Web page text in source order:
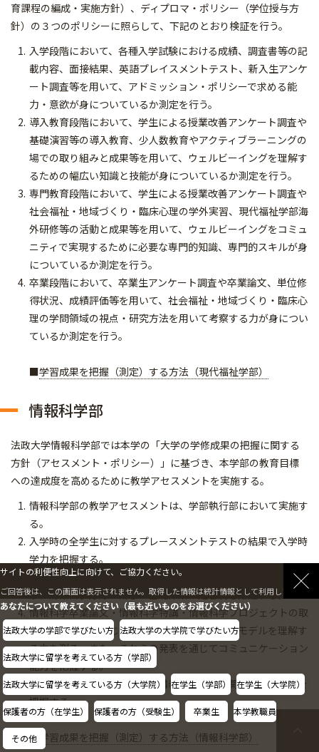
育課程の編成・実施方針）、ディプロマ・ポリシー（学位授与方
針）の３つのポリシーに照らして、下記のとおり検証を行う。
入学段階において、各種入学試験における成績、調査書等の記
載内容、面接結果、英語プレイスメントテスト、新入生アンケ
ート調査等を用いて、アドミッション・ポリシーで求める能
力・意欲が身についているか測定を行う。
導入教育段階において、学生による授業改善アンケート調査や
基礎演習等の導入教育、少人数教育やアクティブラーニングの
場での取り組みと成果等を用いて、ウェルビーイングを理解す
るための幅広い知識と技能が身についているか測定を行う。
専門教育段階において、学生による授業改善アンケート調査や
社会福祉・地域づくり・臨床心理の学外実習、現代福祉学部海
外研修等の活動と成果等を用いて、ウェルビーイングをコミュ
ニティで実現するために必要な専門的知識、専門的スキルが身
についているか測定を行う。
卒業段階において、卒業生アンケート調査や卒業論文、単位修
得状況、成績評価等を用いて、社会福祉・地域づくり・臨床心
理の学問領域の視点・研究方法を用いて考察する力が身につい
ているか測定を行う。
■学習成果を把握（測定）する方法（現代福祉学部）
情報科学部
法政大学情報科学部では本学の「大学の学修成果の把握に関する
方針（アセスメント・ポリシー）」に基づき、本学部の教育目標
への達成度を高めるために教学アセスメントを実施する。
情報科学部の教学アセスメントは、学部執行部において実施す
る。
入学時の全学生に対するプレースメントテストの結果で入学時
学力を把握する。
専門分野の基礎科目を中心に実施する基礎力確認テストによ
り、情報科学分野の概念や基礎体系の定着度を把握する。
情報科学卒業論文・情報科学特講・情報科学プロジェクトの取
り組みや成果を通じて、実際の問題の抽象化やモデルを理解す
る力を測る。また、それらの発表を通じてコミュニケーション
能力を把握する。
授業評価アンケートをもとに講義実施方針に関わる学修状況を
把握する。
■ 学習成果を把握（測定）する方法（情報科学部）
サイトの利便性向上に向けて、ご協力ください。
ご回答後は、この画面は表示されません。取得した情報は統計情報として利用します。
あなたについて教えてください（最も近いものをお選びください）
法政大学の学部で学びたい方 法政大学の大学院で学びたい方
法政大学に留学を考えている方（学部）
法政大学に留学を考えている方（大学院） 在学生（学部） 在学生（大学院）
保護者の方（在学生） 保護者の方（受験生） 卒業生 本学教職員
その他